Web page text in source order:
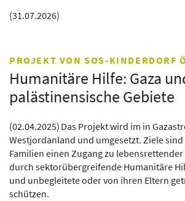
(31.07.2026)
PROJEKT VON SOS-KINDERDORF
Humanitäre Hilfe: Gaza
palästinensische Gebiete
(02.04.2025) Das Projekt wird im in
Westjordanland und umgesetzt. Ziele
Familien einen Zugang zu
durch sektorübergreifende Humanitäre
und unbegleitete oder von ihren Eltern
schützen.